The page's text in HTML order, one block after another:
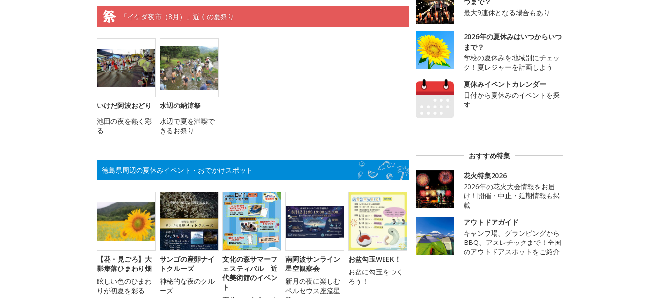
「イケダ夜市（8月）」近くの夏祭り
いけだ阿波おどり
池田の夜を熱く彩
る
水辺の納涼祭
水辺で夏を満喫で
きるお祭り
徳島県周辺の夏休みイベント・おでかけスポット
【花・見ごろ】大
影集落ひまわり畑
眩しい色のひまわ
りが初夏を彩る
サンゴの産卵ナイ
トクルーズ
神秘的な夜のクル
ーズ
文化の森サマーフ
ェスティバル 近
代美術館のイベン
ト
南阿波サンライン
星空観察会
新月の夜に楽しむ
ペルセウス座流星
お盆勾玉WEEK！
お盆に勾玉をつく
ろう！
つまで？
最大9連休となる場合もあり
2026年の夏休みはいつからいつ
まで？
学校の夏休みを地域別にチェッ
ク！夏レジャーを計画しよう
夏休みイベントカレンダー
日付から夏休みのイベントを探
す
おすすめ特集
花火特集2026
2026年の花火大会情報をお届
け！開催・中止・延期情報も掲
載
アウトドアガイド
キャンプ場、グランピングから
BBQ、アスレチックまで！全国
のアウトドアスポットをご紹介